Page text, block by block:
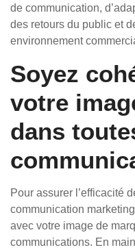
de communication,
des retours du public et
environnement
Soyez
votre
dans
Pour assurer l’efficacité
communication
avec votre image de
communications. En